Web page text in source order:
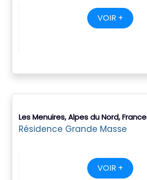
VOIR +
Les Menuires, Alpes du Nord, France
Résidence Grande Masse
VOIR +